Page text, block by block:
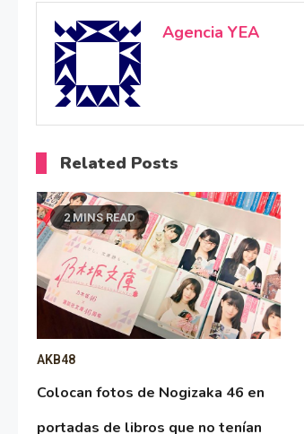
Agencia YEA
Related Posts
2 MINS READ
AKB48
Colocan fotos de Nogizaka 46 en
portadas de libros que no tenían